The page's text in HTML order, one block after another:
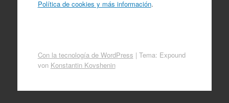
Política de cookies y más información.
Con la tecnología de WordPress | Tema: Expound
von Konstantin Kovshenin